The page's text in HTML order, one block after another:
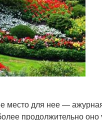
место для нее —
продолжительно оно